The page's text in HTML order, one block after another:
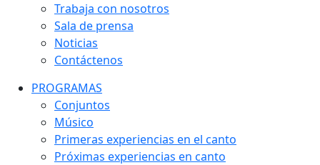
Trabaja con nosotros
Sala de prensa
Noticias
Contáctenos
PROGRAMAS
Conjuntos
Músico
Primeras experiencias en el canto
Próximas experiencias en canto